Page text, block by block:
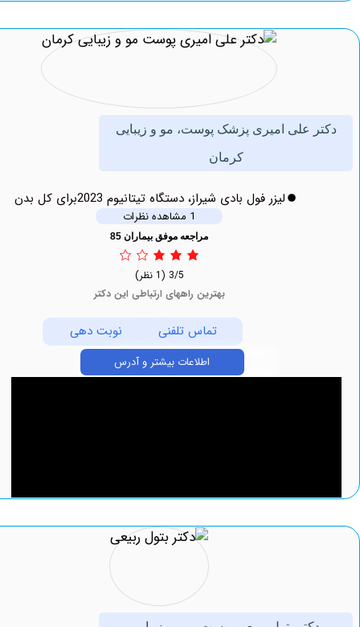
علی امیری پزشک پوست، مو و زیبایی
لیزر فول بادی شیراز، دستگاه تیتانیوم 2023برای کل بدن
مراجعه موفق بیماران 85
بهترین راههای ارتباطی این دکتر
تماس تلفنی نوبت دهی
اطلاعات بیشتر و آدرس